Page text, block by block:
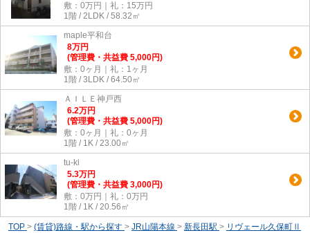
敷：0万円｜礼：15万円
1階 / 2LDK / 58.32㎡
maple平和台
8万円
(管理費・共益費 5,000円)
敷：0ヶ月｜礼：1ヶ月
1階 / 3LDK / 64.50㎡
ＡＩＬＥ神戸西
6.2万円
(管理費・共益費 5,000円)
敷：0ヶ月｜礼：0ヶ月
1階 / 1K / 23.00㎡
tu-ki
5.3万円
(管理費・共益費 3,000円)
敷：0万円｜礼：0万円
1階 / 1K / 20.56㎡
TOP > (賃貸)路線・駅から探す > JR山陽本線 > 新長田駅 > リヴェール久保町Ⅱ